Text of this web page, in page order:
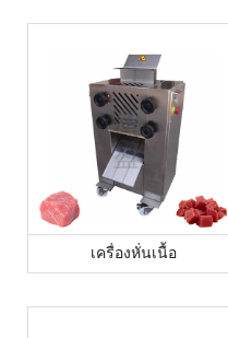
เครื่องหั่นเนื้อ